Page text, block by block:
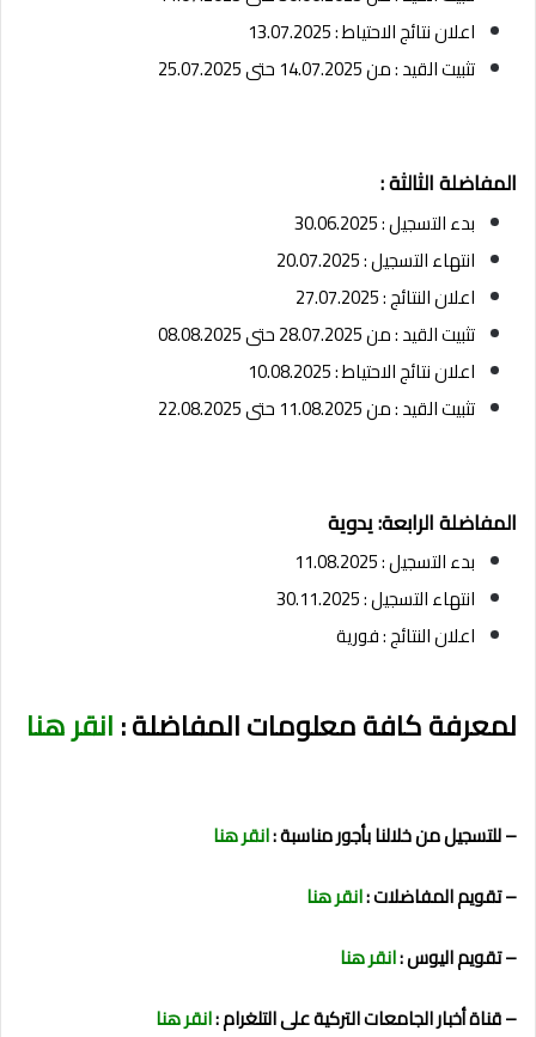
اعلان نتائج الاحتياط : 13.07.2025
تثبيت القيد : من 14.07.2025 حتى 25.07.2025
المفاضلة الثالثة :
بدء التسجيل : 30.06.2025
انتهاء التسجيل : 20.07.2025
اعلان النتائج : 27.07.2025
تثبيت القيد : من 28.07.2025 حتى 08.08.2025
اعلان نتائج الاحتياط : 10.08.2025
تثبيت القيد : من 11.08.2025 حتى 22.08.2025
المفاضلة الرابعة: يدوية
بدء التسجيل : 11.08.2025
انتهاء التسجيل : 30.11.2025
اعلان النتائج : فورية
لمعرفة كافة معلومات المفاضلة :انقر هنا
– للتسجيل من خلالنا بأجور مناسبة :انقر هنا
– تقويم المفاضلات :انقر هنا
– تقويم اليوس :انقر هنا
– قناة أخبار الجامعات التركية على التلغرام :انقر هنا